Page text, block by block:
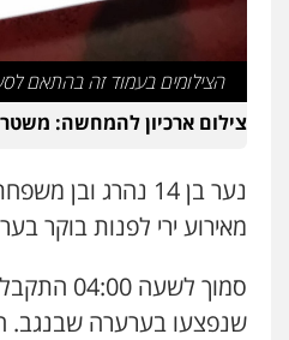
0507206063
עו"ד זוהר
פלילי פשיעה
עו"ד אסף דוק
חמורה חקירות
0526885006
הצילומים בעמוד זה בהתאם לסעיף 27א לחוק זכויות
צילום ארכיון להמחשה:
נער בן 14 נהרג
מאירוע ירי לפנות בוקר
סמוך לשעה
שנפצעו בערערה שבנגב.